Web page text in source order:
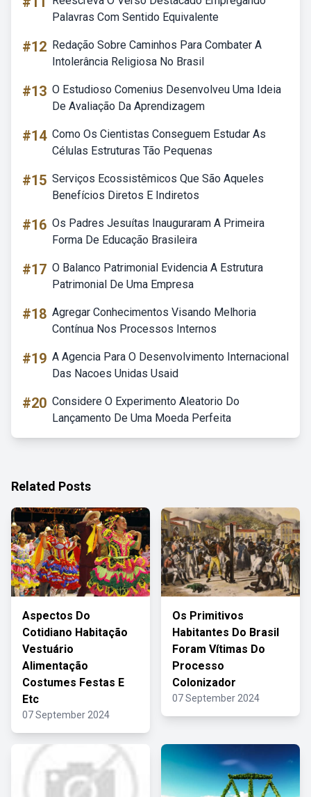
Palavras Com Sentido Equivalente
#12 Redação Sobre Caminhos Para Combater A
Intolerância Religiosa No Brasil
#13 O Estudioso Comenius Desenvolveu Uma Ideia
De Avaliação Da Aprendizagem
#14 Como Os Cientistas Conseguem Estudar As
Células Estruturas Tão Pequenas
#15 Serviços Ecossistêmicos Que São Aqueles
Benefícios Diretos E Indiretos
#16 Os Padres Jesuítas Inauguraram A Primeira
Forma De Educação Brasileira
#17 O Balanco Patrimonial Evidencia A Estrutura
Patrimonial De Uma Empresa
#18 Agregar Conhecimentos Visando Melhoria
Contínua Nos Processos Internos
#19 A Agencia Para O Desenvolvimento Internacional
Das Nacoes Unidas Usaid
#20 Considere O Experimento Aleatorio Do
Lançamento De Uma Moeda Perfeita
Related Posts
Aspectos Do
Cotidiano Habitação
Vestuário
Alimentação
Costumes Festas E
Etc
07 September 2024
Os Primitivos
Habitantes Do Brasil
Foram Vítimas Do
Processo
Colonizador
07 September 2024